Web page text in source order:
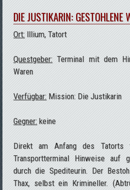
DIE JUSTIKARIN: GESTOHLENE
Ort:Illium, Tatort
Questgeber:Terminal mit dem
Waren
Verfügbar:Mission: Die Justikarin
Gegner:keine
Direkt am Anfang des Tatorts
Transportterminal Hinweise auf
durch die Spediteurin. Der
Thax, selbst ein Krimineller.